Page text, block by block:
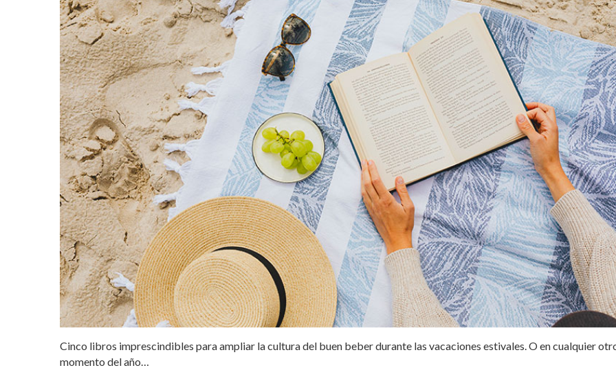
Cinco libros imprescindibles para ampliar la cultura del buen beber durante las vacaciones estivales. O en cualquier
momento del año…